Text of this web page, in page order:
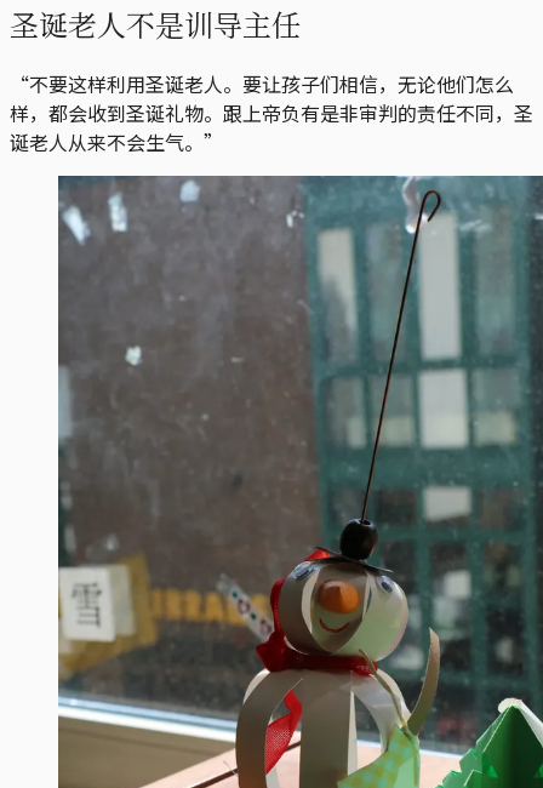
圣诞老人不是训导主任
“不要这样利用圣诞老人。要让孩子们相信，无论他们怎么
样，都会收到圣诞礼物。跟上帝负有是非审判的责任不同，圣
诞老人从来不会生气。”